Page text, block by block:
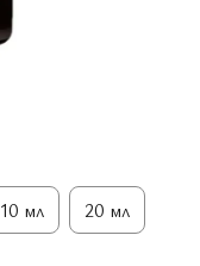
10 мл 20 мл